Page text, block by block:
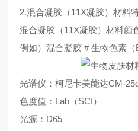
2.混合凝胶（11X凝胶）材料
混合凝胶（11X凝胶）材料颜
例如）混合凝胶 # 生物色素（
光谱仪：柯尼卡美能达CM-
色度值：Lab（SCI）
光源：D65